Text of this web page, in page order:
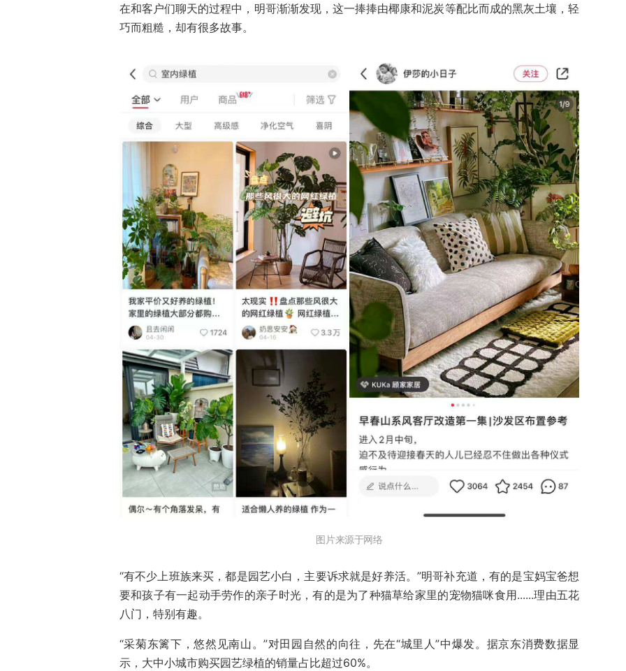
在和客户们聊天的过程中，明哥渐渐发现，这一捧捧由椰康和泥炭等配比而成的黑灰土壤，轻
巧而粗糙，却有很多故事。
图片来源于网络
“有不少上班族来买，都是园艺小白，主要诉求就是好养活。”明哥补充道，有的是宝妈宝爸想
要和孩子有一起动手劳作的亲子时光，有的是为了种猫草给家里的宠物猫咪食用......理由五花
八门，特别有趣。
“采菊东篱下，悠然见南山。”对田园自然的向往，先在“城里人”中爆发。据京东消费数据显
示，大中小城市购买园艺绿植的销量占比超过60%。